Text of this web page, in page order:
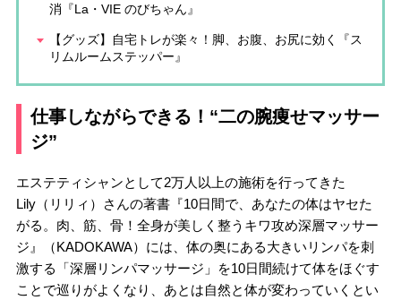
消『La・VIE のびちゃん』
【グッズ】自宅トレが楽々！脚、お腹、お尻に効く『ス
リムルームステッパー』
仕事しながらできる！“二の腕痩せマッサー
ジ”
エステティシャンとして2万人以上の施術を行ってきた
Lily（リリィ）さんの著書『10日間で、あなたの体はヤセた
がる。肉、筋、骨！全身が美しく整うキワ攻め深層マッサー
ジ』（KADOKAWA）には、体の奥にある大きいリンパを刺
激する「深層リンパマッサージ」を10日間続けて体をほぐす
ことで巡りがよくなり、あとは自然と体が変わっていくとい